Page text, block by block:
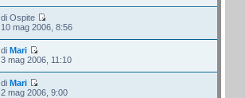
di Ospite
10 mag 2006, 8:56
diMari
3 mag 2006, 11:10
diMari
2 mag 2006, 9:00